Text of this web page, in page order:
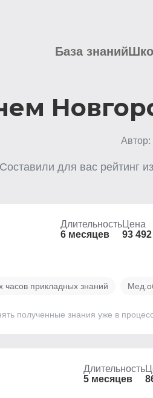
База знаний
Автор:
для вас рейтинг из
Длительность
6 месяцев
Цена
93
часов прикладных знаний
полученные знания уже в
Длительность
5 месяцев